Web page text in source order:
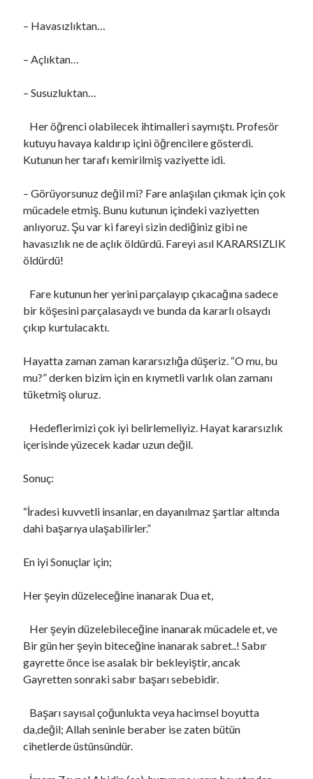
– Havasızlıktan…
– Açlıktan…
– Susuzluktan…
Her öğrenci olabilecek ihtimalleri saymıştı. Profesör
kutuyu havaya kaldırıp içini öğrencilere gösterdi.
Kutunun her tarafı kemirilmiş vaziyette idi.
– Görüyorsunuz değil mi? Fare anlaşılan çıkmak için çok
mücadele etmiş. Bunu kutunun içindeki vaziyetten
anlıyoruz. Şu var ki fareyi sizin dediğiniz gibi ne
havasızlık ne de açlık öldürdü. Fareyi asıl KARARSIZLIK
öldürdü!
Fare kutunun her yerini parçalayıp çıkacağına sadece
bir köşesini parçalasaydı ve bunda da kararlı olsaydı
çıkıp kurtulacaktı.
Hayatta zaman zaman kararsızlığa düşeriz. “O mu, bu
mu?” derken bizim için en kıymetli varlık olan zamanı
tüketmiş oluruz.
Hedeflerimizi çok iyi belirlemeliyiz. Hayat kararsızlık
içerisinde yüzecek kadar uzun değil.
Sonuç:
“İradesi kuvvetli insanlar, en dayanılmaz şartlar altında
dahi başarıya ulaşabilirler.”
En iyi Sonuçlar için;
Her şeyin düzeleceğine inanarak Dua et,
Her şeyin düzelebileceğine inanarak mücadele et, ve
Bir gün her şeyin biteceğine inanarak sabret..! Sabır
gayrette önce ise asalak bir bekleyiştir, ancak
Gayretten sonraki sabır başarı sebebidir.
Başarı sayısal çoğunlukta veya hacimsel boyutta
da,değil; Allah seninle beraber ise zaten bütün
cihetlerde üstünsündür.